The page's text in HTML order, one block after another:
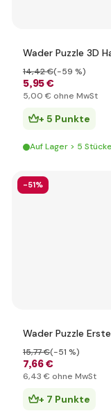
Wader Puzzle 3D
5,95 €
14,42 €(-59 %)
5,00 € ohne MwSt
+ 5 Punkte
Auf Lager > 5 Stücke
-51%
Wader Puzzle
7,66 €
15,77 €(-51 %)
6,43 € ohne MwSt
+ 7 Punkte